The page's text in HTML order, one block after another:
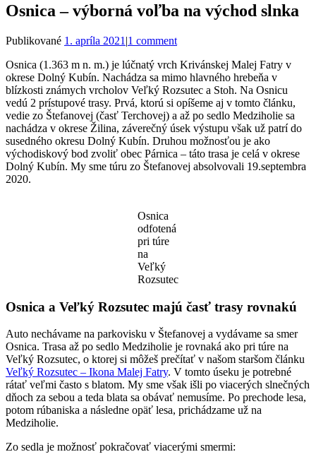
Osnica – výborná voľba na východ slnka
Publikované 1. apríla 2021 |1 comment
Osnica (1.363 m n. m.) je lúčnatý vrch Krivánskej Malej Fatry v
okrese Dolný Kubín. Nachádza sa mimo hlavného hrebeňa v
blízkosti známych vrcholov Veľký Rozsutec a Stoh. Na Osnicu
vedú 2 prístupové trasy. Prvá, ktorú si opíšeme aj v tomto článku,
vedie zo Štefanovej (časť Terchovej) a až po sedlo Medziholie sa
nachádza v okrese Žilina, záverečný úsek výstupu však už patrí do
susedného okresu Dolný Kubín. Druhou možnosťou je ako
východiskový bod zvoliť obec Párnica – táto trasa je celá v okrese
Dolný Kubín. My sme túru zo Štefanovej absolvovali 19.septembra
2020.
Osnica
odfotená
pri túre
na
Veľký
Rozsutec
Osnica a Veľký Rozsutec majú časť trasy rovnakú
Auto nechávame na parkovisku v Štefanovej a vydávame sa smer
Osnica. Trasa až po sedlo Medziholie je rovnaká ako pri túre na
Veľký Rozsutec, o ktorej si môžeš prečítať v našom staršom článku
Veľký Rozsutec – Ikona Malej Fatry. V tomto úseku je potrebné
rátať veľmi často s blatom. My sme však išli po viacerých slnečných
dňoch za sebou a teda blata sa obávať nemusíme. Po prechode lesa,
potom rúbaniska a následne opäť lesa, prichádzame už na
Medziholie.
Zo sedla je možnosť pokračovať viacerými smermi: